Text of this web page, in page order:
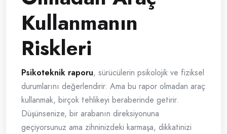
Kullanmanın
Riskleri
Psikoteknik raporu, sürücülerin psikolojik ve fiziksel
durumlarını değerlendirir. Ama bu rapor olmadan araç
kullanmak, birçok tehlikeyi beraberinde getirir.
Düşünsenize, bir arabanın direksiyonuna
geçiyorsunuz ama zihninizdeki karmaşa, dikkatinizi